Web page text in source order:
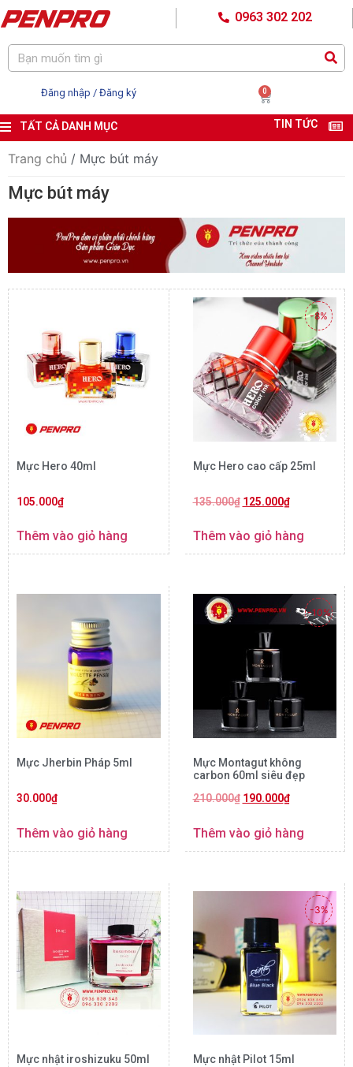
0963 302 202
Đăng nhập / Đăng ký 0
TẤT CẢ DANH MỤC TIN TỨC
Trang chủ / Mực bút máy
Mực bút máy
Mực Hero 40ml
105.000₫
Thêm vào giỏ hàng
-8%
Mực Hero cao cấp 25ml
135.000₫ 125.000₫
Thêm vào giỏ hàng
Mực Jherbin Pháp 5ml
30.000₫
Thêm vào giỏ hàng
-10%
Mực Montagut không
carbon 60ml siêu đẹp
210.000₫ 190.000₫
Thêm vào giỏ hàng
Mực nhật iroshizuku 50ml
-3%
Mực nhật Pilot 15ml